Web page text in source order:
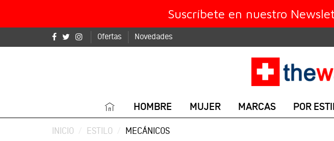
Suscríbete en nuestro
Ofertas Novedades
HOMBRE MUJER MARCAS POR
INICIO ESTILO MECÁNICOS